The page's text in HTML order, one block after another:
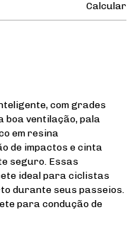
Calcular
com grades
boa ventilação, pala
em resina
de impactos e cinta
seguro. Essas
ideal para ciclistas
durante seus passeios.
para condução de